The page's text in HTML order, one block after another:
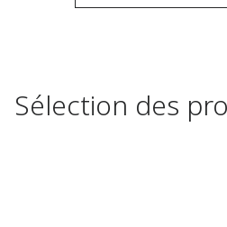
Sélection des